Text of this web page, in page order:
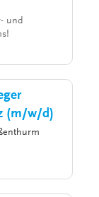
und
(m/w/d)